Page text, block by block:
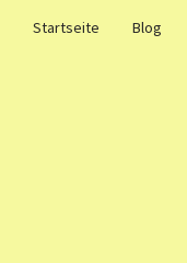
Startseite Blog